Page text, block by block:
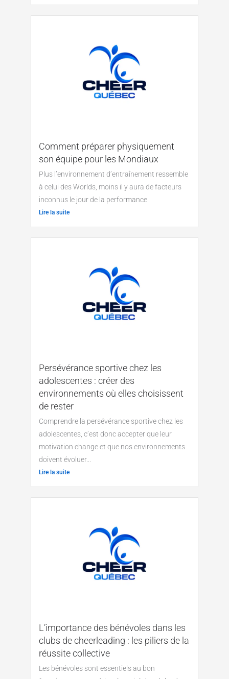
Comment préparer physiquement
son équipe pour les Mondiaux
Plus l’environnement d’entraînement ressemble
à celui des Worlds, moins il y aura de facteurs
inconnus le jour de la performance
Lire la suite
Persévérance sportive chez les
adolescentes : créer des
environnements où elles choisissent
de rester
Comprendre la persévérance sportive chez les
adolescentes, c’est donc accepter que leur
motivation change et que nos environnements
doivent évoluer...
Lire la suite
L’importance des bénévoles dans les
clubs de cheerleading : les piliers de la
réussite collective
Les bénévoles sont essentiels au bon